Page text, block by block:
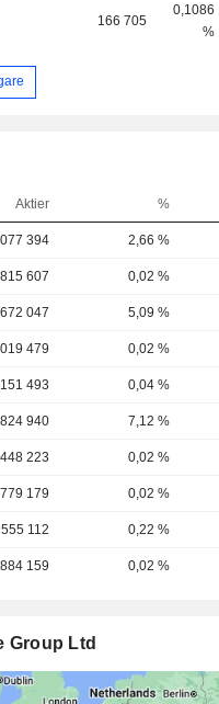
166 705
0,1086
%
Aktier %
394 2,66 %
607 0,02 %
047 5,09 %
479 0,02 %
493 0,04 %
940 7,12 %
223 0,02 %
179 0,02 %
555 112 0,22 %
884 159 0,02 %
Group Ltd